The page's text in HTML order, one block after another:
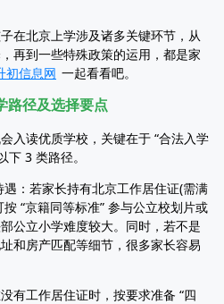
北京上学涉及诸多关键环节，从
再到一些特殊政策的运用，都是家
初信息网 一起看看吧。
路径及选择要点
读优质学校，关键在于 “合法入学
下 3 类路径。
：若家长持有北京工作居住证(需满
“京籍同等标准” 参与公立校划片或
公立小学难度较大。同时，若不是
和房产匹配等细节，很多家长容易
工作居住证时，按要求准备 “四